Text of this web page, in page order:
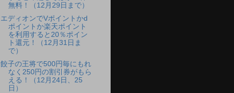
無料！（12月29日まで）
エディオンでVポイントかd
ポイントか楽天ポイント
を利用すると20％ポイン
ト還元！（12月31日ま
で）
餃子の王将で500円毎にもれ
なく250円の割引券がもら
える！（12月24日、25
日）